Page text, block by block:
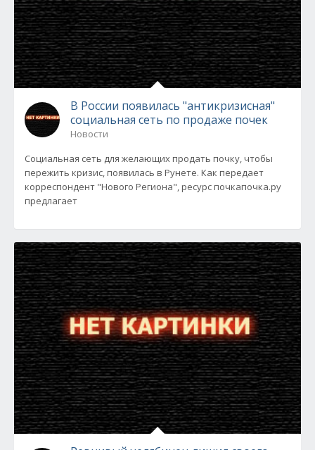
В России появилась "антикризисная"
социальная сеть по продаже почек
Новости
Социальная сеть для желающих продать почку, чтобы
пережить кризис, появилась в Рунете. Как передает
корреспондент "Нового Региона", ресурс почкапочка.ру
предлагает